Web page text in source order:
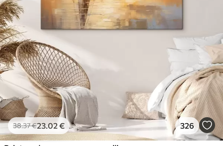
38.37€23.02 € 326